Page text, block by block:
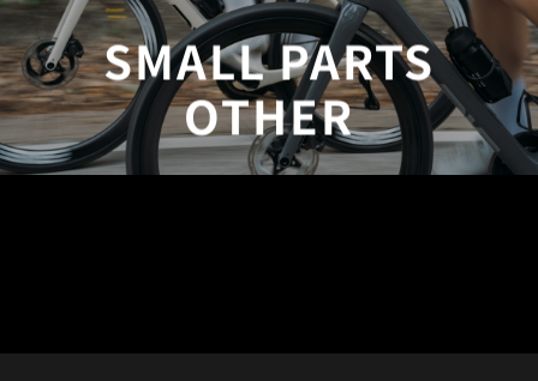
SMALL PARTS
OTHER